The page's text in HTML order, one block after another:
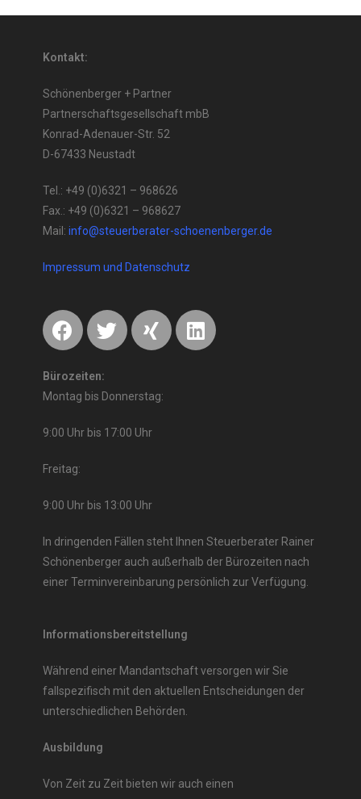
Kontakt:
Schönenberger + Partner
Partnerschaftsgesellschaft mbB
Konrad-Adenauer-Str. 52
D-67433 Neustadt
Tel.: +49 (0)6321 – 968626
Fax.: +49 (0)6321 – 968627
Mail: info@steuerberater-schoenenberger.de
Impressum und Datenschutz
Bürozeiten:
Montag bis Donnerstag:
9:00 Uhr bis 17:00 Uhr
Freitag:
9:00 Uhr bis 13:00 Uhr
In dringenden Fällen steht Ihnen Steuerberater Rainer
Schönenberger auch außerhalb der Bürozeiten nach
einer Terminvereinbarung persönlich zur Verfügung.
Informationsbereitstellung
Während einer Mandantschaft versorgen wir Sie
fallspezifisch mit den aktuellen Entscheidungen der
unterschiedlichen Behörden.
Ausbildung
Von Zeit zu Zeit bieten wir auch einen